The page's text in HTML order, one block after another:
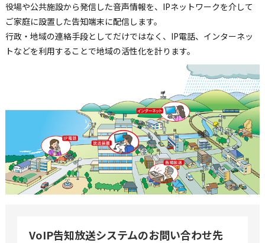
役場や公共施設から発信した音声情報を、IPネットワークを介して
ご家庭に設置した告知端末に配信します。
行政・地域の連絡手段としてだけではなく、IP電話、インターネッ
トなどを利用することで地域の活性化を計ります。
VoIP告知放送システムのお問い合わせ先